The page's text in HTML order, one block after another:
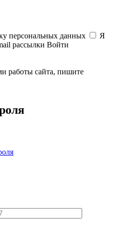
персональных данных
Я
рассылки Войти
работы сайта, пишите